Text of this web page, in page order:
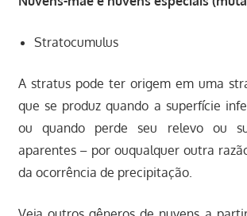
Stratocumulus
A stratus pode ter origem em uma
que se produz quando a superfície
ou quando perde seu relevo ou
aparentes – por ouqualquer outra
da ocorrência de precipitação.